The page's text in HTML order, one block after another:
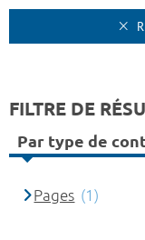
FILTRE DE
Par type de
Pages (1)